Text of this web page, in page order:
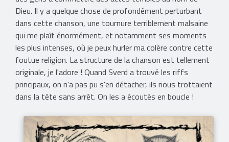
Dieu. Il y a quelque chose de profondément perturbant
dans cette chanson, une tournure terriblement malsaine
qui me plaît énormément, et notamment ses moments
les plus intenses, où je peux hurler ma colère contre cette
foutue religion. La structure de la chanson est tellement
originale, je l'adore ! Quand Sverd a trouvé les riffs
principaux, on n'a pas pu s'en détacher, ils nous trottaient
dans la tête sans arrêt. On les a écoutés en boucle !